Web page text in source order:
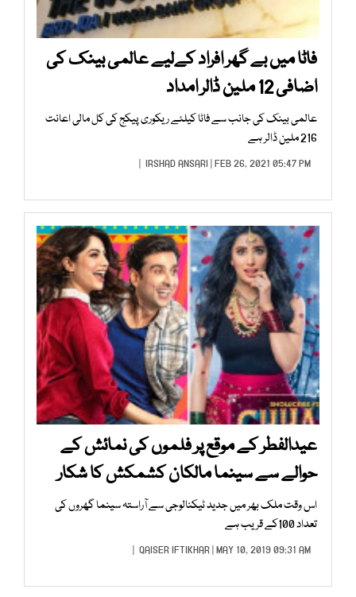
فاٹا میں بے گھر افراد کےلیے عالمی بینک کی
اضافی 12 ملین ڈالر امداد
عالمی بینک کی جانب سے فاٹا کیلئے ریکوری پیکج کی کل مالی اعانت
216 ملین ڈالر ہے
IRSHAD ANSARI | FEB 26, 2021 05:47 PM |
عیدالفطر کے موقع پر فلموں کی نمائش کے
حوالے سے سینما مالکان کشمکش کا شکار
اس وقت ملک بھر میں جدید ٹیکنالوجی سے آراستہ سینما گھروں کی
تعداد 100کے قریب ہے
QAISER IFTIKHAR| MAY 10, 2019 09:31 AM |